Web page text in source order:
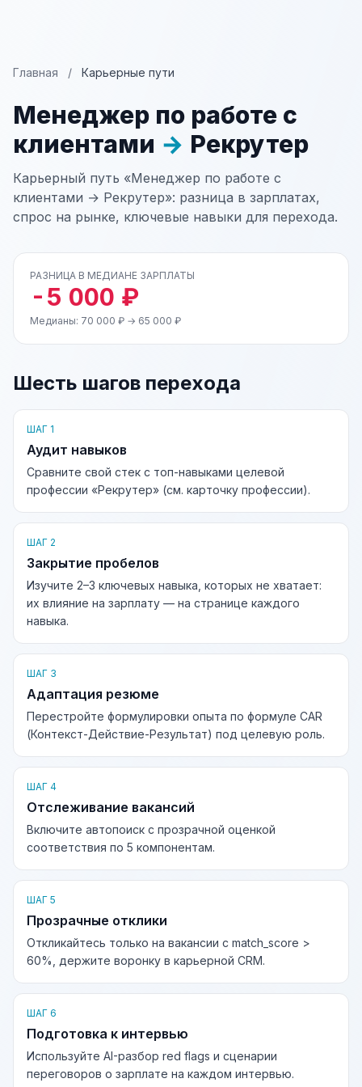
Главная / Карьерные пути
Менеджер по работе с
клиентами → Рекрутер
Карьерный путь «Менеджер по работе с
клиентами → Рекрутер»: разница в зарплатах,
спрос на рынке, ключевые навыки для перехода.
РАЗНИЦА В МЕДИАНЕ ЗАРПЛАТЫ
-5 000 ₽
Медианы: 70 000 ₽ → 65 000 ₽
Шесть шагов перехода
ШАГ 1
Аудит навыков
Сравните свой стек с топ-навыками целевой
профессии «Рекрутер» (см. карточку профессии).
ШАГ 2
Закрытие пробелов
Изучите 2–3 ключевых навыка, которых не хватает:
их влияние на зарплату — на странице каждого
навыка.
ШАГ 3
Адаптация резюме
Перестройте формулировки опыта по формуле CAR
(Контекст-Действие-Результат) под целевую роль.
ШАГ 4
Отслеживание вакансий
Включите автопоиск с прозрачной оценкой
соответствия по 5 компонентам.
ШАГ 5
Прозрачные отклики
Откликайтесь только на вакансии с match_score >
60%, держите воронку в карьерной CRM.
ШАГ 6
Подготовка к интервью
Используйте AI-разбор red flags и сценарии
переговоров о зарплате на каждом интервью.